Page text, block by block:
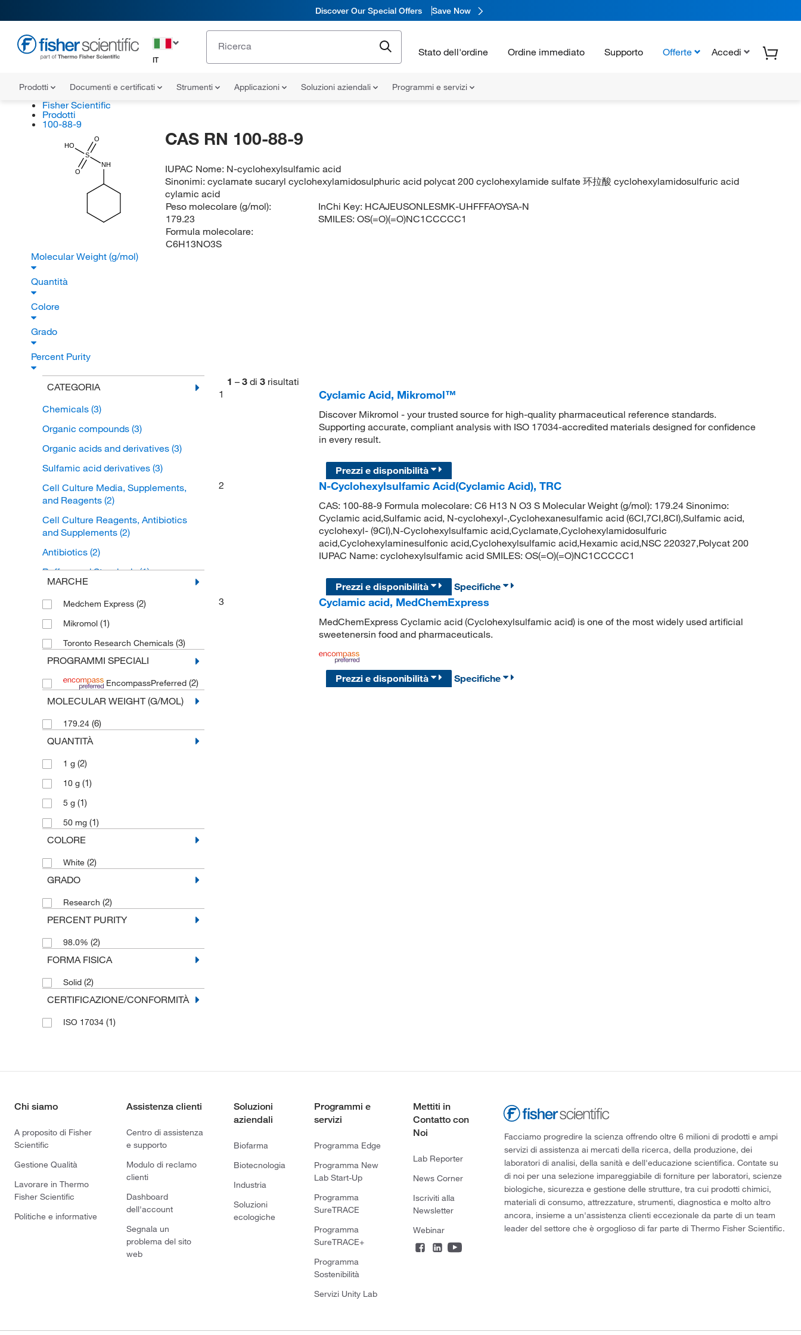
Discover Our Special Offers Save Now
IT
Stato dell'ordine Ordine immediato Supporto Offerte Accedi
Prodotti Documenti e certificati Strumenti Applicazioni Soluzioni aziendali Programmi e servizi
Fisher Scientific
Prodotti
100-88-9
HO
S
O
O
NH
CAS RN 100-88-9
IUPAC Nome: N-cyclohexylsulfamic acid
Sinonimi:cyclamate sucaryl cyclohexylamidosulphuric acid polycat 200 cyclohexylamide sulfate 环拉酸 cyclohexylamidosulfuric acid
cylamic acid
Peso molecolare (g/mol):
179.23
Formula molecolare:
C6H13NO3S
InChi Key: HCAJEUSONLESMK-UHFFFAOYSA-N
SMILES:OS(=O)(=O)NC1CCCCC1
Molecular Weight (g/mol)
Quantità
Colore
Grado
Percent Purity
CATEGORIA
Chemicals (3)
Organic compounds (3)
Organic acids and derivatives (3)
Sulfamic acid derivatives (3)
Cell Culture Media, Supplements,
and Reagents (2)
Cell Culture Reagents, Antibiotics
and Supplements (2)
Antibiotics (2)
Buffers and Standards(1)
Drug Standards
(1)
MARCHE
Medchem Express (2)
Mikromol (1)
Toronto Research Chemicals (3)
PROGRAMMI SPECIALI
EncompassPreferred (2)
MOLECULAR WEIGHT (G/MOL)
179.24 (6)
QUANTITÀ
1 g (2)
10 g (1)
5 g (1)
50 mg (1)
COLORE
White (2)
GRADO
Research (2)
PERCENT PURITY
98.0% (2)
FORMA FISICA
Solid (2)
CERTIFICAZIONE/CONFORMITÀ
ISO 17034 (1)
1 – 3 di 3 risultati
1
Cyclamic Acid, Mikromol™
Discover Mikromol - your trusted source for high-quality pharmaceutical reference standards.
Supporting accurate, compliant analysis with ISO 17034-accredited materials designed for confidence
in every result.
Prezzi e disponibilità
2
N-Cyclohexylsulfamic Acid(Cyclamic Acid), TRC
CAS: 100-88-9 Formula molecolare: C6 H13 N O3 S Molecular Weight (g/mol): 179.24 Sinonimo:
Cyclamic acid,Sulfamic acid, N-cyclohexyl-,Cyclohexanesulfamic acid (6CI,7CI,8CI),Sulfamic acid,
cyclohexyl- (9CI),N-Cyclohexylsulfamic acid,Cyclamate,Cyclohexylamidosulfuric
acid,Cyclohexylaminesulfonic acid,Cyclohexylsulfamic acid,Hexamic acid,NSC 220327,Polycat 200
IUPAC Name: cyclohexylsulfamic acid SMILES: OS(=O)(=O)NC1CCCCC1
Prezzi e disponibilità
Specifiche
3
Cyclamic acid, MedChemExpress
MedChemExpress Cyclamic acid (Cyclohexylsulfamic acid) is one of the most widely used artificial
sweetenersin food and pharmaceuticals.
Prezzi e disponibilità Specifiche
Chi siamo
A proposito di Fisher
Scientific
Gestione Qualità
Lavorare in Thermo
Fisher Scientific
Politiche e informative
Assistenza clienti
Centro di assistenza
e supporto
Modulo di reclamo
clienti
Dashboard
dell'account
Segnala un
problema del sito
web
Soluzioni
aziendali
Biofarma
Biotecnologia
Industria
Soluzioni
ecologiche
Programmi e
servizi
Programma Edge
Programma New
Lab Start-Up
Programma
SureTRACE
Programma
SureTRACE+
Programma
Sostenibilità
Servizi Unity Lab
Mettiti in
Contatto con
Noi
Lab Reporter
News Corner
Iscriviti alla
Newsletter
Webinar
Facciamo progredire la scienza offrendo oltre 6 milioni di prodotti e ampi
servizi di assistenza ai mercati della ricerca, della produzione, dei
laboratori di analisi, della sanità e dell'educazione scientifica. Contate su
di noi per una selezione impareggiabile di forniture per laboratori, scienze
biologiche, sicurezza e gestione delle strutture, tra cui prodotti chimici,
materiali di consumo, attrezzature, strumenti, diagnostica e molto altro
ancora, insieme a un'assistenza clienti eccezionale da parte di un team
leader del settore che è orgoglioso di far parte di Thermo Fisher Scientific.